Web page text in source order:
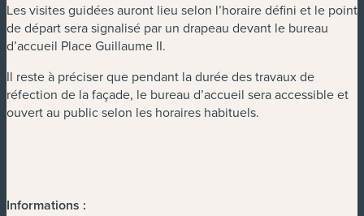
Les visites guidées auront lieu selon l’horaire défini et le point
de départ sera signalisé par un drapeau devant le bureau
d’accueil Place Guillaume II.
Il reste à préciser que pendant la durée des travaux de
réfection de la façade, le bureau d’accueil sera accessible et
ouvert au public selon les horaires habituels.
Informations :